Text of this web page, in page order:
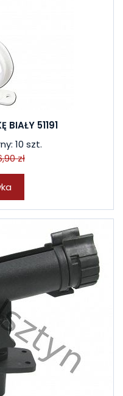
BIAŁY 51191
10 szt.
zł